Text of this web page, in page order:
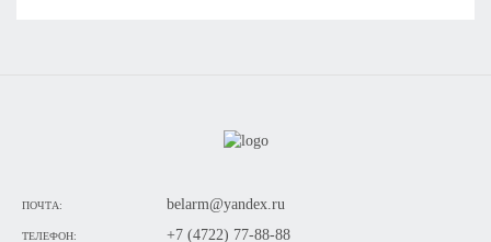
ПОЧТА: belarm@yandex.ru
ТЕЛЕФОН: +7 (4722) 77-88-88